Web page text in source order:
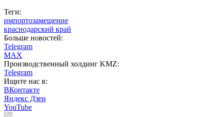
Теги:
импортозамещение
краснодарский край
Больше новостей:
Telegram
MAX
Производственный холдинг KMZ:
Telegram
Ищите нас в:
ВКонтакте
Яндекс Дзен
YouTube